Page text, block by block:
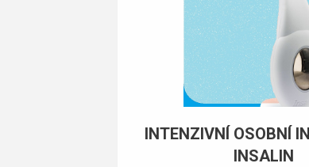
INTENZIVNÍ OSOBNÍ
INSALIN